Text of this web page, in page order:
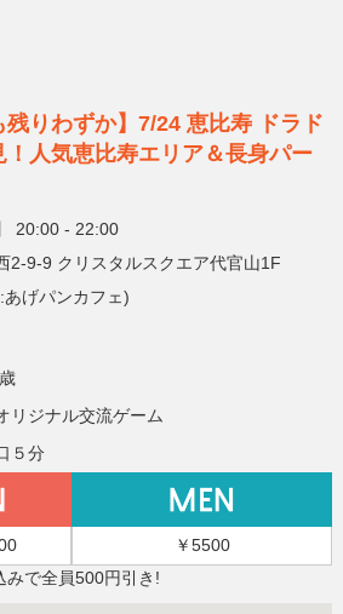
残りわずか】7/24 恵比寿 ドラド
！人気恵比寿エリア＆長身パー
20:00 - 22:00
2-9-9 クリスタルスクエア代官山1F
げパンカフェ)
リジナル交流ゲーム
５分
￥5500
で全員500円引き!